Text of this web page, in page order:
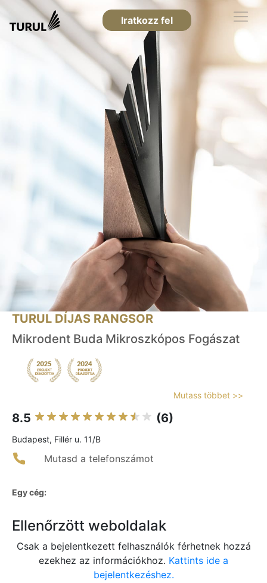
Iratkozz fel
TURUL DÍJAS RANGSOR
Mikrodent Buda Mikroszkópos Fogászat
Mutass többet >>
8.5 (6)
Budapest, Fillér u. 11/B
Mutasd a telefonszámot
Egy cég:
Ellenőrzött weboldalak
Csak a bejelentkezett felhasználók férhetnek hozzá
ezekhez az információkhoz. Kattints ide a
bejelentkezéshez.